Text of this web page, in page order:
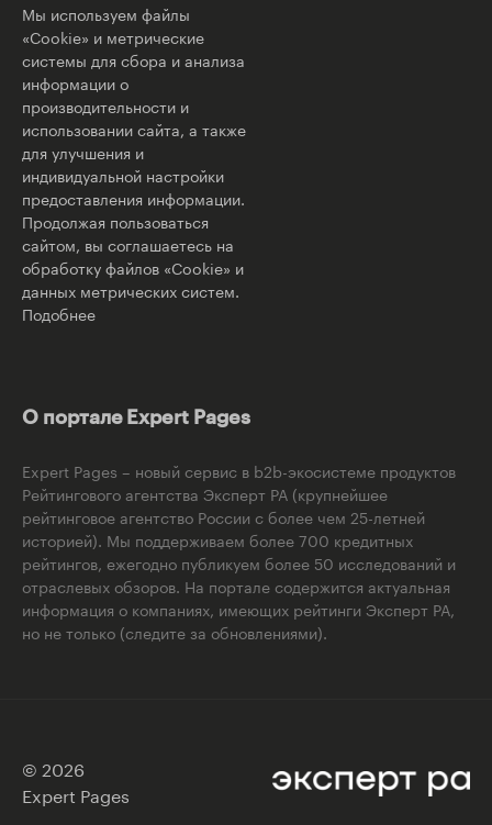
Мы используем файлы
«Cookie» и метрические
системы для сбора и анализа
информации о
производительности и
использовании сайта, а также
для улучшения и
индивидуальной настройки
предоставления информации.
Продолжая пользоваться
сайтом, вы соглашаетесь на
обработку файлов «Cookie» и
данных метрических систем.
Подобнее
О портале Expert Pages
Expert Pages – новый сервис в b2b-экосистеме продуктов
Рейтингового агентства Эксперт РА (крупнейшее
рейтинговое агентство России с более чем 25-летней
историей). Мы поддерживаем более 700 кредитных
рейтингов, ежегодно публикуем более 50 исследований и
отраслевых обзоров. На портале содержится актуальная
информация о компаниях, имеющих рейтинги Эксперт РА,
но не только (следите за обновлениями).
© 2026
Expert Pages